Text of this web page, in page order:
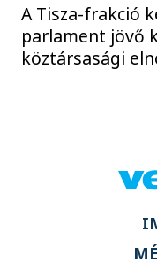
A Tisza-frakció
parlament jövő
köztársasági